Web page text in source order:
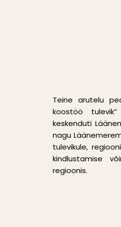
Teine arutelu
koostöö
keskenduti
nagu
tulevikule,
kindlustamise
regioonis.